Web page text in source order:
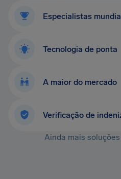
Especialistas
Tecnologia de ponta
A maior do mercado
Verificação de
Ainda mais soluções